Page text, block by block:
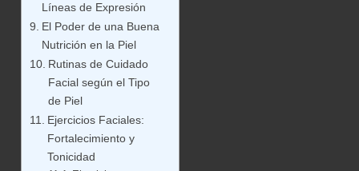
Líneas de Expresión
El Poder de una Buena
Nutrición en la Piel
Rutinas de Cuidado
Facial según el Tipo
de Piel
Ejercicios Faciales:
Fortalecimiento y
Tonicidad